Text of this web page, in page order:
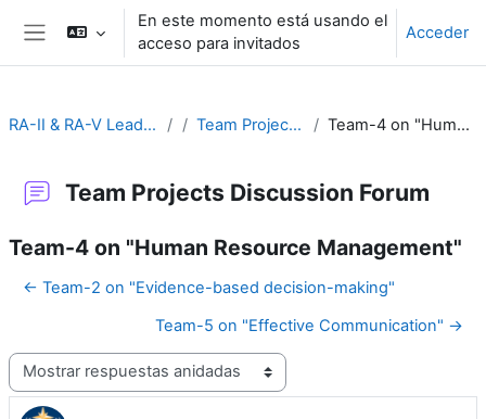
Salta al contenido principal
Panel lateral
En este momento está usando el
acceso para invitados
Acceder
RA-II & RA-V Leadership and Management Team Projects Discussion Forum Team-4 on "Human Resource Management"
Team Projects Discussion Forum
Team-4 on "Human Resource Management"
← Team-2 on "Evidence-based decision-making"
Team-5 on "Effective Communication" →
Mostrar modo